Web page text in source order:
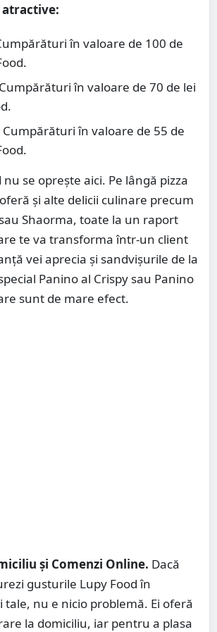
în valoare de 100 de
în valoare de 70 de lei
în valoare de 55 de
nu se oprește aici. Pe lângă pizza
și alte delicii culinare precum
Shaorma, toate la un raport
te va transforma într-un client
vei aprecia și sandvișurile de la
Panino al Crispy sau Panino
sunt de mare efect.
și Comenzi Online. Dacă
gusturile Lupy Food în
tale, nu e nicio problemă. Ei oferă
la domiciliu, iar pentru a plasa